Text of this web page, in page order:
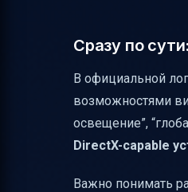
Сразу по
В официальной
возможностями
освещение”,
DirectX-capable
Важно понимать